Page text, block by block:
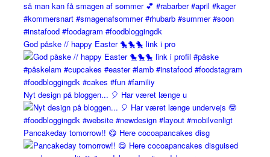
God påske // happy Easter 🐤🐤🐤 link i pro
Nyt design på bloggen... 🎈 Har været længe u
Pancakeday tomorrow!! 😋 Here cocoapancakes disg